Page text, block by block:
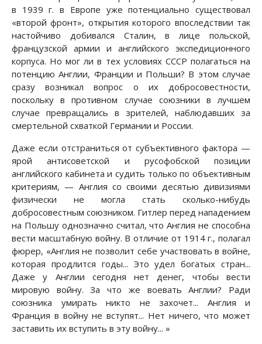
в 1939 г. в Европе уже потенциально существовал
«второй фронт», открытия которого впоследствии так
настойчиво добивался Сталин, в лице польской,
французской армии и английского экспедиционного
корпуса. Но мог ли в тех условиях СССР полагаться на
потенцию Англии, Франции и Польши? В этом случае
сразу возникал вопрос о их добросовестности,
поскольку в противном случае союзники в лучшем
случае превращались в зрителей, наблюдавших за
смертельной схваткой Германии и России.
Даже если отстраниться от субъективного фактора —
ярой антисоветской и русофобской позиции
английского кабинета и судить только по объективным
критериям, — Англия со своими десятью дивизиями
физически не могла стать сколько-нибудь
добросовестным союзником. Гитлер перед нападением
на Польшу однозначно считал, что Англия не способна
вести масштабную войну. В отличие от 1914 г., полагал
фюрер, «Англия не позволит себе участвовать в войне,
которая продлится годы... Это удел богатых стран...
Даже у Англии сегодня нет денег, чтобы вести
мировую войну. За что же воевать Англии? Ради
союзника умирать никто не захочет... Англия и
Франция в войну не вступят... Нет ничего, что может
заставить их вступить в эту войну... »